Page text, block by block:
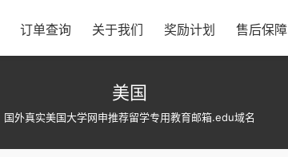
订单查询 关于我们 奖励计划 售后保障
美国
国外真实美国大学网申推荐留学专用教育邮箱.edu域名